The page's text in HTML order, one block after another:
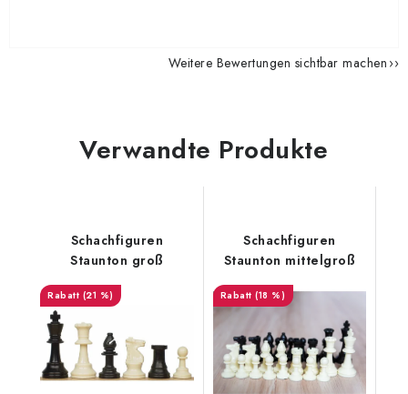
Weitere Bewertungen sichtbar machen
Verwandte Produkte
Schachfiguren
Staunton groß
(21 %)
Schachfiguren
Staunton mittelgroß
(18 %)